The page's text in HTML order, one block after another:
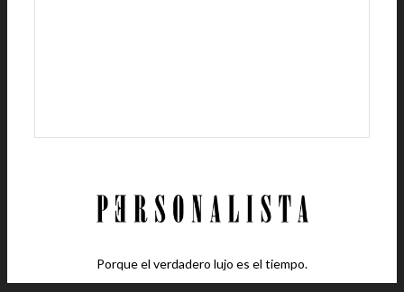
Porque el verdadero lujo es el tiempo.